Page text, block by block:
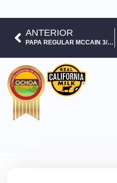
ANTERIOR
PAPA REGULAR MCCAIN 3/8 30 LB